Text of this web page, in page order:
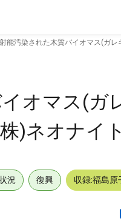
能汚染された木質バイオマス(ガ
オマス(ガ
)ネオナイ
況 復興 収録:福島